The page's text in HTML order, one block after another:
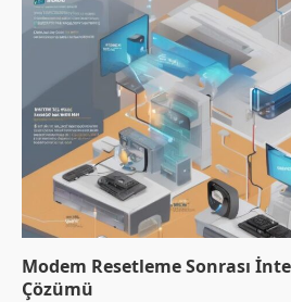
Modem Resetleme Sonrası
Çözümü